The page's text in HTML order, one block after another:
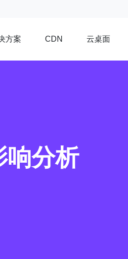
方案 CDN 云桌面
响分析